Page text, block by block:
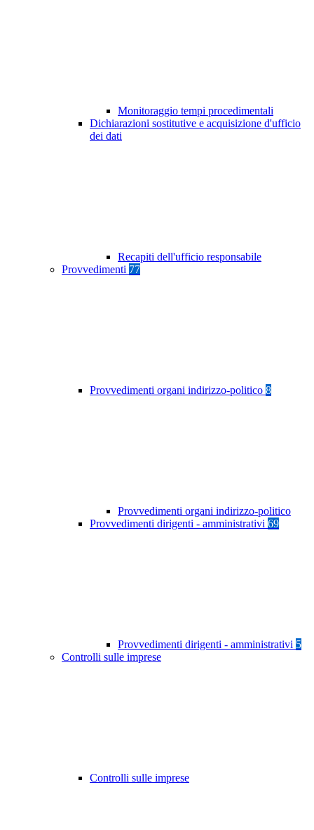
Monitoraggio tempi procedimentali
Dichiarazioni sostitutive e acquisizione d'ufficio
dei dati
Recapiti dell'ufficio responsabile
Provvedimenti 77
Provvedimenti organi indirizzo-politico 8
Provvedimenti organi indirizzo-politico
Provvedimenti dirigenti - amministrativi 69
Provvedimenti dirigenti - amministrativi 5
Controlli sulle imprese
Controlli sulle imprese